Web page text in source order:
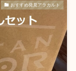
おすすめ発見アラカルト